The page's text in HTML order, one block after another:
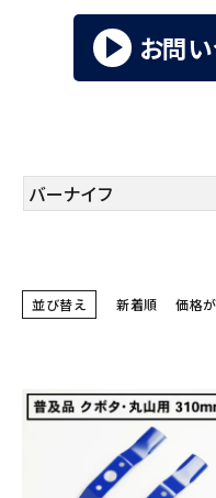
お問
バーナイフ
並び替え 新着順 価格